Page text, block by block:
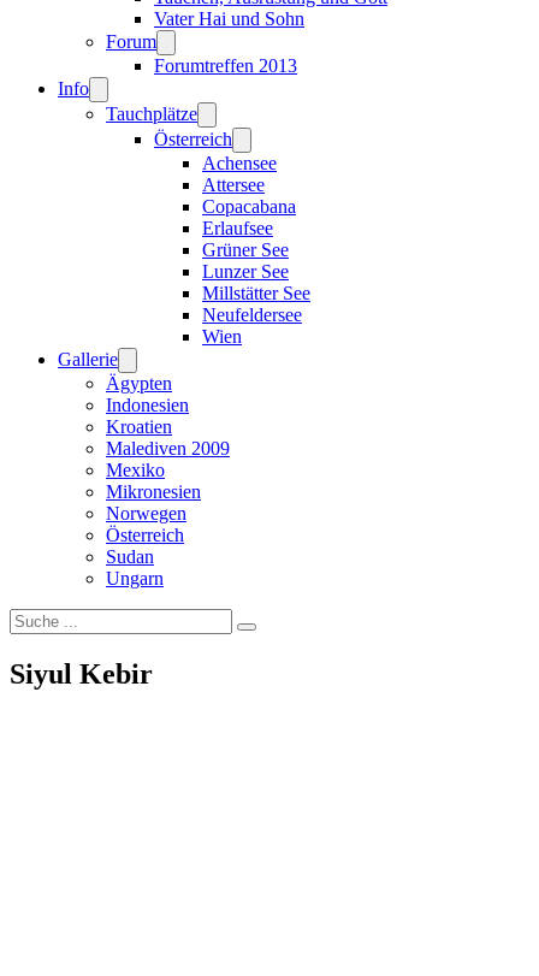
Vater Hai und Sohn
Forum
Forumtreffen 2013
Info
Tauchplätze
Österreich
Achensee
Attersee
Copacabana
Erlaufsee
Grüner See
Lunzer See
Millstätter See
Neufeldersee
Wien
Gallerie
Ägypten
Indonesien
Kroatien
Malediven 2009
Mexiko
Mikronesien
Norwegen
Österreich
Sudan
Ungarn
Suchen
Siyul Kebir